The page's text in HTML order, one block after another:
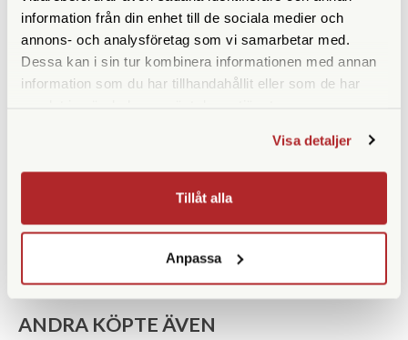
information från din enhet till de sociala medier och
annons- och analysföretag som vi samarbetar med.
Dessa kan i sin tur kombinera informationen med annan
information som du har tillhandahållit eller som de har
Visa detaljer
Tillåt alla
Anpassa
Yttermått (cm) 26 x 16 x 5,5
Innermått (cm) 23 x 5 x 15
1 kompaktkamera + diverse
ANDRA KÖPTE ÄVEN